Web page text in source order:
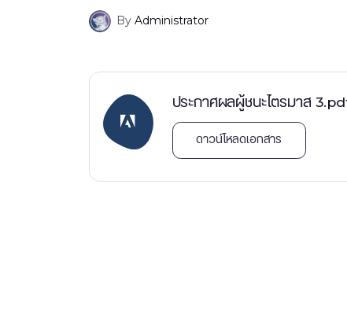
ByAdministrator
ประกาศผลผู้ชนะไตรมาส
ดาวน์โหลดเอกสาร